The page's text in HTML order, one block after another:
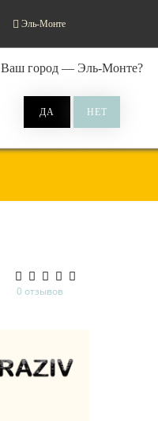
Эль-Монте
Ваш город — Эль-Монте?
0
0 отзывов